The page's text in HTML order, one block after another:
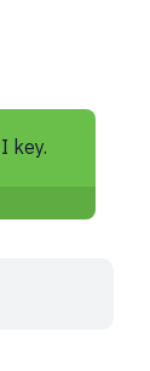
key.